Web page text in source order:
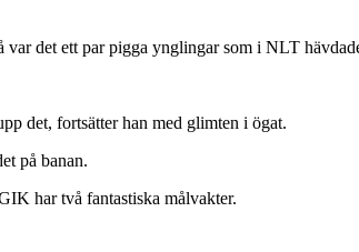
det ett par pigga ynglingar som i NLT
det, fortsätter han med glimten i ögat.
på banan.
har två fantastiska målvakter.